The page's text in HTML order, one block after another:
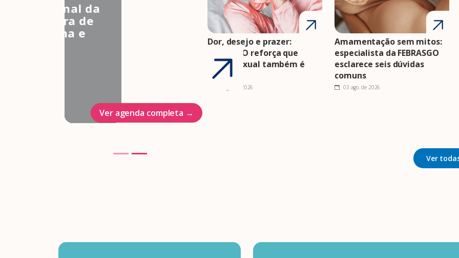
3º Congresso Nacional da
Associação Brasileira de
Estudos em Medicina e
Ver agenda completa →
Dor, desejo e prazer:
FEBRASGO reforça que
saúde sexual também é
saúde
05 ago. de 2026
Amamentação sem mitos:
especialista da FEBRASGO
esclarece seis dúvidas
comuns
03 ago. de 2026
Ver